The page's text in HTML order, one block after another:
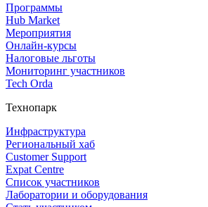
Программы
Hub Market
Мероприятия
Онлайн‑курсы
Налоговые льготы
Мониторинг участников
Tech Orda
Технопарк
Инфраструктура
Региональный хаб
Customer Support
Expat Centre
Список участников
Лаборатории и оборудования